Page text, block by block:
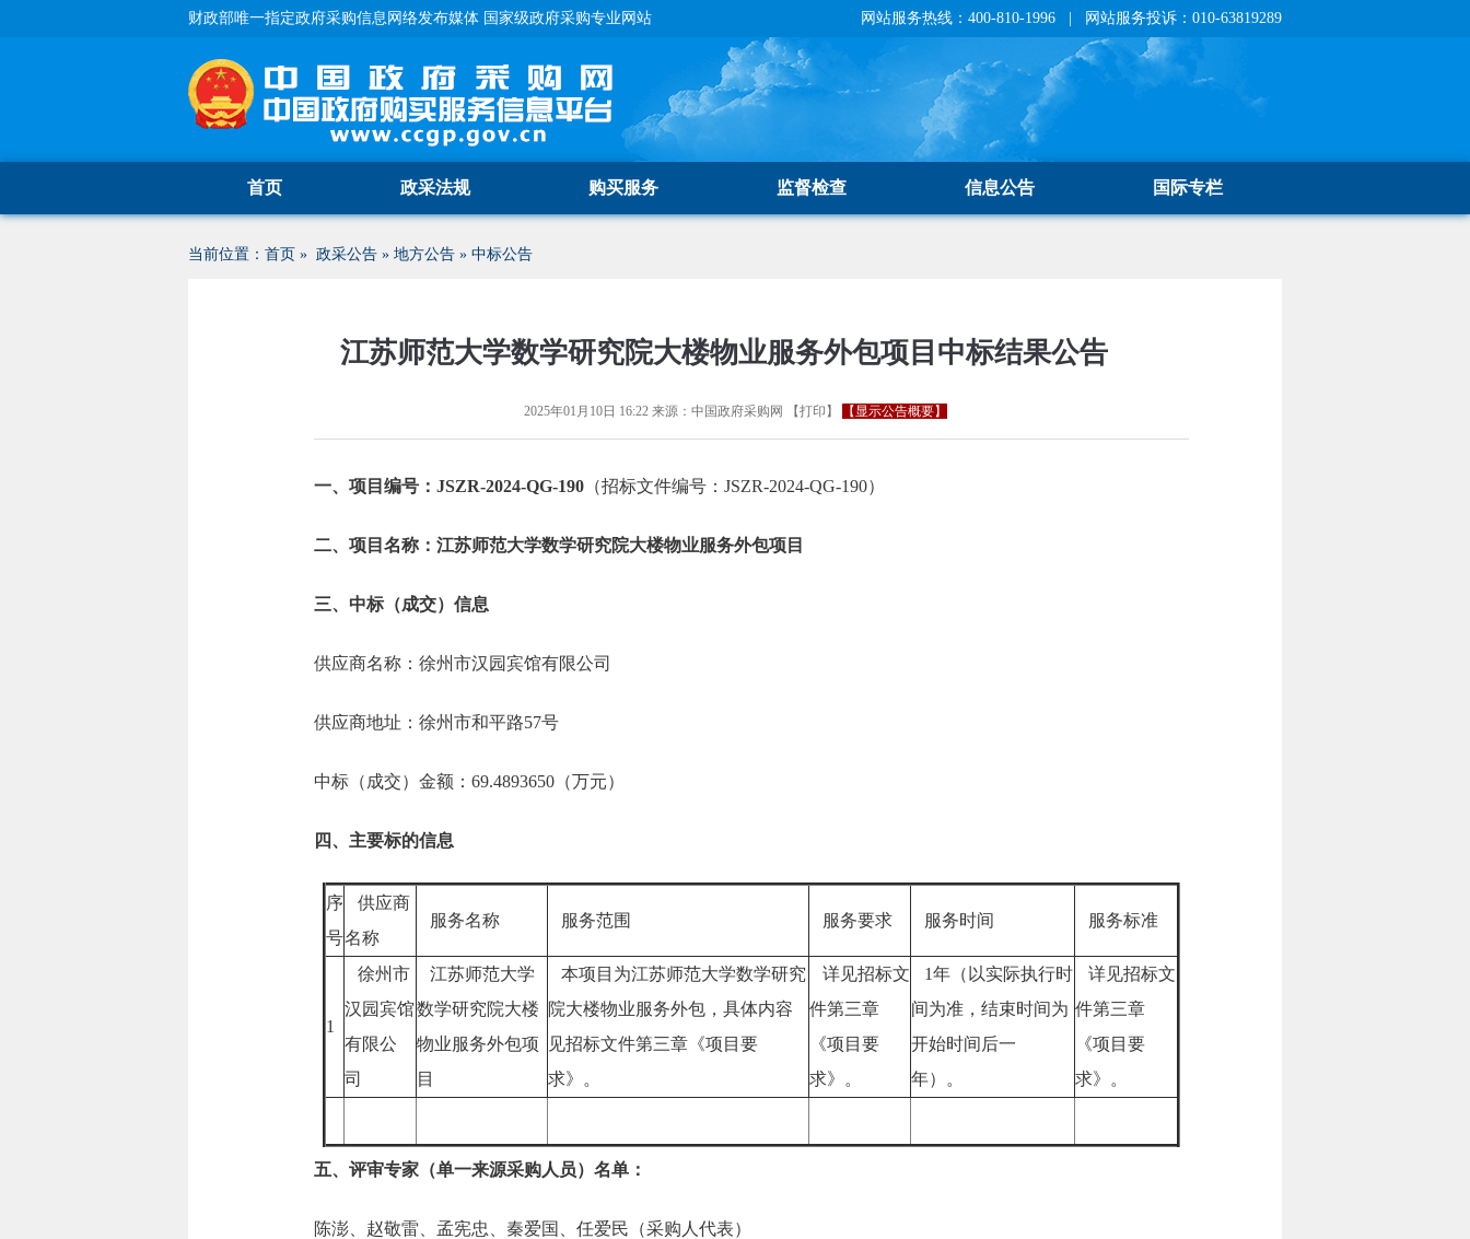
财政部唯一指定政府采购信息网络发布媒体 国家级政府采购专业网站 网站服务热线：400-810-1996 | 网站服务投诉：010-63819289
首页 政采法规 购买服务 监督检查 信息公告 国际专栏
当前位置： 首页 » 政采公告 » 地方公告 » 中标公告
江苏师范大学数学研究院大楼物业服务外包项目中标结果公告
2025年01月10日 16:22来源： 中国政府采购网 【打印 】 【显示公告概要】
一、项目编号：JSZR-2024-QG-190 （招标文件编号：JSZR-2024-QG-190）
二、项目名称：江苏师范大学数学研究院大楼物业服务外包项目
三、中标（成交）信息
供应商名称：徐州市汉园宾馆有限公司
供应商地址：徐州市和平路57号
中标（成交）金额：69.4893650（万元）
四、主要标的信息
序
号
供应商
名称
服务名称 服务范围 服务要求 服务时间 服务标准
1
徐州市
汉园宾馆
有限公
司
江苏师范大学
数学研究院大楼
物业服务外包项
目
本项目为江苏师范大学数学研究
院大楼物业服务外包，具体内容
见招标文件第三章《项目要
求》。
详见招标文
件第三章
《项目要
求》。
1年（以实际执行时
间为准，结束时间为
开始时间后一
年）。
详见招标文
件第三章
《项目要
求》。
五、评审专家（单一来源采购人员）名单：
陈澎、赵敬雷、孟宪忠、秦爱国、任爱民（采购人代表）